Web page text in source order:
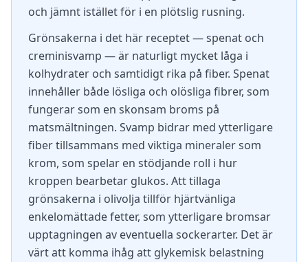
och jämnt istället för i en plötslig rusning.
Grönsakerna i det här receptet — spenat och
creminisvamp — är naturligt mycket låga i
kolhydrater och samtidigt rika på fiber. Spenat
innehåller både lösliga och olösliga fibrer, som
fungerar som en skonsam broms på
matsmältningen. Svamp bidrar med ytterligare
fiber tillsammans med viktiga mineraler som
krom, som spelar en stödjande roll i hur
kroppen bearbetar glukos. Att tillaga
grönsakerna i olivolja tillför hjärtvänliga
enkelomättade fetter, som ytterligare bromsar
upptagningen av eventuella sockerarter. Det är
värt att komma ihåg att glykemisk belastning